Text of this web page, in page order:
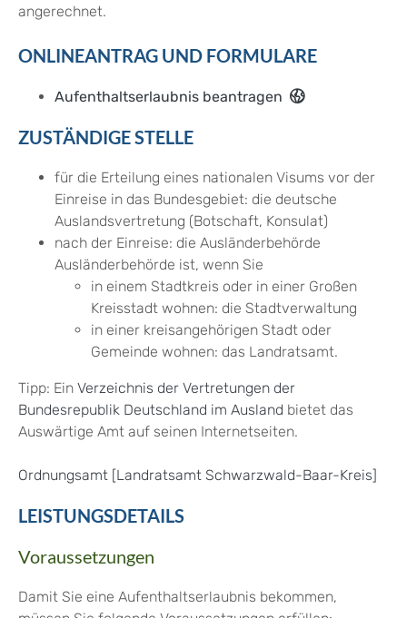
angerechnet.
ONLINEANTRAG UND FORMULARE
Aufenthaltserlaubnis beantragen
ZUSTÄNDIGE STELLE
für die Erteilung eines nationalen Visums vor der
Einreise in das Bundesgebiet: die deutsche
Auslandsvertretung (Botschaft, Konsulat)
nach der Einreise: die Ausländerbehörde
Ausländerbehörde ist, wenn Sie
in einem Stadtkreis oder in einer Großen
Kreisstadt wohnen: die Stadtverwaltung
in einer kreisangehörigen Stadt oder
Gemeinde wohnen: das Landratsamt.
Tipp: Ein Verzeichnis der Vertretungen der
Bundesrepublik Deutschland im Ausland bietet das
Auswärtige Amt auf seinen Internetseiten.
Ordnungsamt [Landratsamt Schwarzwald-Baar-Kreis]
LEISTUNGSDETAILS
Voraussetzungen
Damit Sie eine Aufenthaltserlaubnis bekommen,